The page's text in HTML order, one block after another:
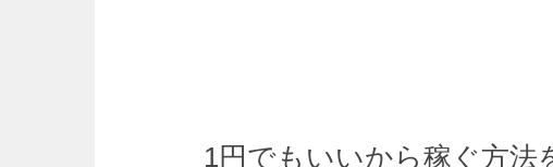
1円でもいいから稼ぐ方法